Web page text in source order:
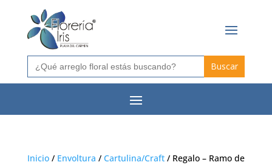
Buscar:
Inicio/ Envoltura / Cartulina/Craft/ Regalo – Ramo de